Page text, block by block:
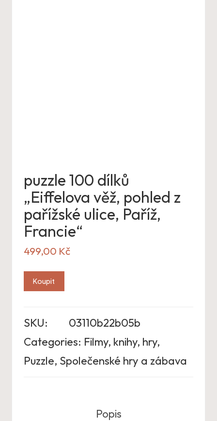
puzzle 100 dílků
„Eiffelova věž, pohled z
pařížské ulice, Paříž,
Francie“
499,00 Kč
Koupit
SKU:
03110b22b05b
Categories: Filmy, knihy, hry,
Puzzle, Společenské hry a zábava
Popis